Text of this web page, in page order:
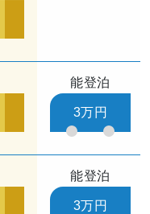
能登泊
3万円
能登泊
3万円